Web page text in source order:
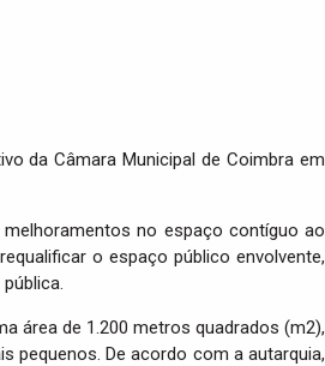
da Câmara Municipal de Coimbra em
no espaço contíguo ao
o espaço público envolvente,
área de 1.200 metros quadrados (m2),
pequenos. De acordo com a autarquia,